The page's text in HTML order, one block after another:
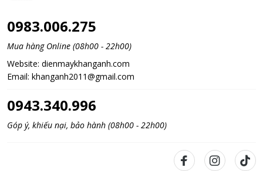
0983.006.275
Mua hàng Online (08h00 - 22h00)
Website: dienmaykhanganh.com
Email: khanganh2011@gmail.com
0943.340.996
Góp ý, khiếu nại, bảo hành (08h00 - 22h00)